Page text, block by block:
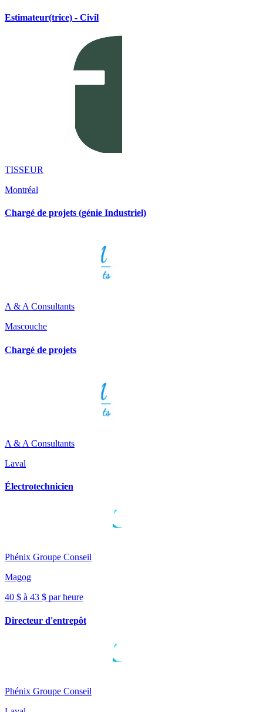
Estimateur(trice) - Civil
TISSEUR
Montréal
Chargé de projets (génie Industriel)
A & A Consultants
Mascouche
Chargé de projets
A & A Consultants
Laval
Électrotechnicien
Phénix Groupe Conseil
Magog
40 $ à 43 $ par heure
Directeur d'entrepôt
Phénix Groupe Conseil